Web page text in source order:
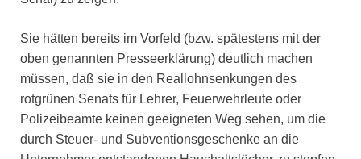
Sie hätten bereits im Vorfeld (bzw. spätestens mit der
oben genannten Presseerklärung) deutlich machen
müssen, daß sie in den Reallohnsenkungen des
rotgrünen Senats für Lehrer, Feuerwehrleute oder
Polizeibeamte keinen geeigneten Weg sehen, um die
durch Steuer- und Subventionsgeschenke an die